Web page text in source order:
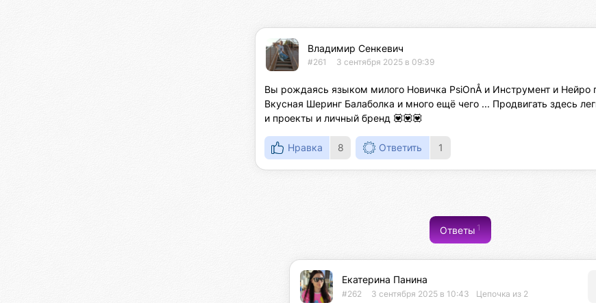
Владимир Сенкевич
#261 3 сентября 2025 в 09:39
Вы рождаясь языком милого Новичка PsiOnÅ и Инструмент и Нейро
Вкусная Шеринг Балаболка и много ещё чего ... Продвигать здесь
и проекты и личный бренд 💟💟💟
Нравка 8 Ответить 1
Ответы1
Екатерина Панина
#262 3 сентября 2025 в 10:43 Цепочка из 2